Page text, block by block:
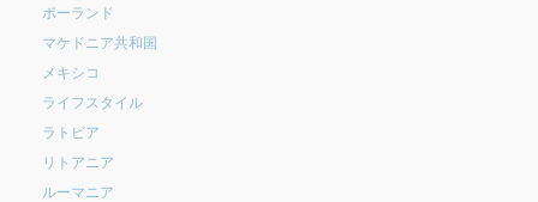
ポーランド
マケドニア共和国
メキシコ
ライフスタイル
ラトビア
リトアニア
ルーマニア